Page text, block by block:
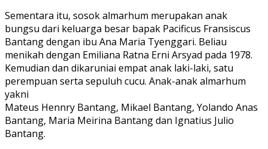
Sementara itu, sosok almarhum merupakan anak
bungsu dari keluarga besar bapak Pacificus Fransiscus
Bantang dengan ibu Ana Maria Tyenggari. Beliau
menikah dengan Emiliana Ratna Erni Arsyad pada 1978.
Kemudian dan dikaruniai empat anak laki-laki, satu
perempuan serta sepuluh cucu. Anak-anak almarhum
yakni
Mateus Hennry Bantang, Mikael Bantang, Yolando Anas
Bantang, Maria Meirina Bantang dan Ignatius Julio
Bantang.